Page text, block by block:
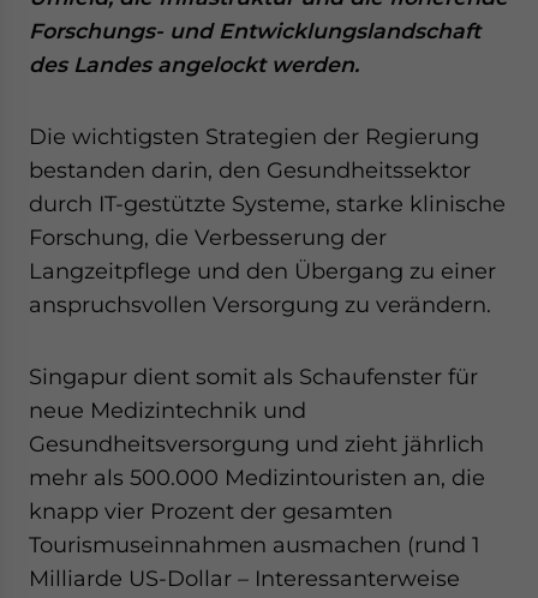
Forschungs- und Entwicklungslandschaft
des Landes angelockt werden.
Die wichtigsten Strategien der Regierung
bestanden darin, den Gesundheitssektor
durch IT-gestützte Systeme, starke klinische
Forschung, die Verbesserung der
Langzeitpflege und den Übergang zu einer
anspruchsvollen Versorgung zu verändern.
Singapur dient somit als Schaufenster für
neue Medizintechnik und
Gesundheitsversorgung und zieht jährlich
mehr als 500.000 Medizintouristen an, die
knapp vier Prozent der gesamten
Tourismuseinnahmen ausmachen (rund 1
Milliarde US-Dollar – Interessanterweise
for Asia!